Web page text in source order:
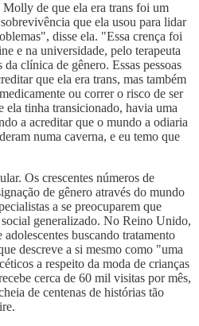
de que ela era trans foi um
que ela usou para lidar
disse ela. "Essa crença foi
e na universidade, pelo terapeuta
clínica de gênero. Essas pessoas
que ela era trans, mas também
ou correr o risco de ser
ela tinha transicionado, havia uma
a acreditar que o mundo a odiaria
numa caverna, e eu temo que
Os crescentes números de
de gênero através do mundo
a se preocuparem que
generalizado. No Reino Unido,
buscando tratamento
descreve a si mesmo como "uma
a respeito da moda de crianças
cerca de 60 mil visitas por mês,
de centenas de histórias tão